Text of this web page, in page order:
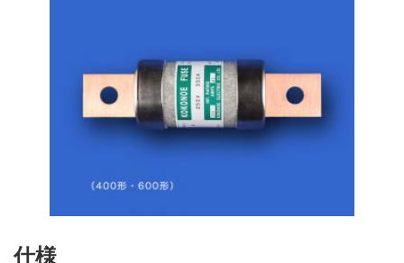
仕様